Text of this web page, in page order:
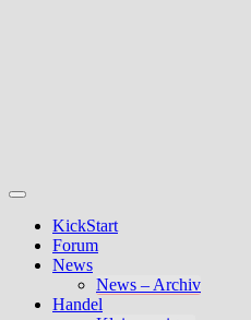
KickStart
Forum
News
News – Archiv
Handel